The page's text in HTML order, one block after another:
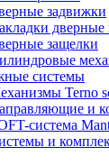
задвижки
дверные
защелки
системы
Terno
и
cистема
и